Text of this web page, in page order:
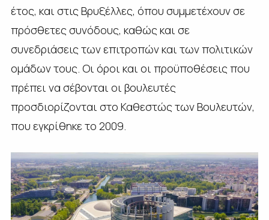
έτος, και στις Βρυξέλλες, όπου συμμετέχουν σε
πρόσθετες συνόδους, καθώς και σε
συνεδριάσεις των επιτροπών και των πολιτικών
ομάδων τους. Οι όροι και οι προϋποθέσεις που
πρέπει να σέβονται οι βουλευτές
προσδιορίζονται στο Καθεστώς των Βουλευτών,
που εγκρίθηκε το 2009.